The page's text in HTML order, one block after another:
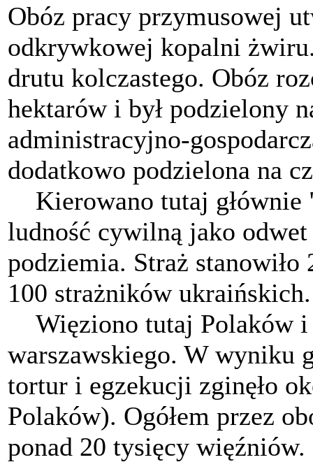
Obóz pracy przymusowej
odkrywkowej kopalni
drutu kolczastego. Obóz
hektarów i był podzielony
administracyjno-
dodatkowo podzielona na
Kierowano tutaj głównie
ludność cywilną jako
podziemia. Straż
100 strażników ukraińskich.
Więziono tutaj Polaków i
warszawskiego. W wyniku
tortur i egzekucji zginęło
Polaków). Ogółem przez
ponad 20 tysięcy więźniów.